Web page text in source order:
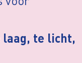
laag, te licht,